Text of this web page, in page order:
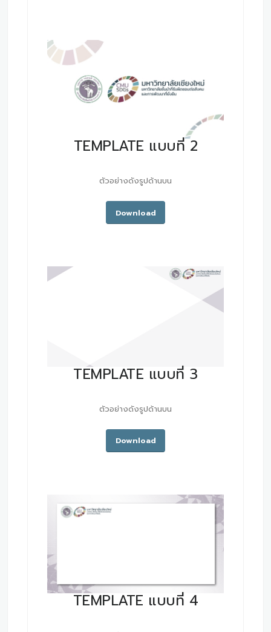
TEMPLATE แบบที่ 2
ตัวอย่างดังรูปด้านบน
Download
TEMPLATE แบบที่ 3
ตัวอย่างดังรูปด้านบน
Download
TEMPLATE แบบที่ 4